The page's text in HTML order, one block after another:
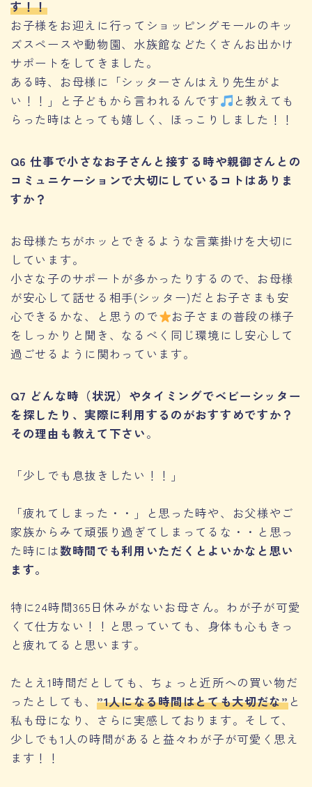
す！！
お子様をお迎えに行ってショッピングモールのキッ
ズスペースや動物園、水族館などたくさんお出かけ
サポートをしてきました。
ある時、お母様に「シッターさんはえり先生がよ
い！！」と子どもから言われるんです
と教えても
らった時はとっても嬉しく、ほっこりしました！！
Q6 仕事で小さなお子さんと接する時や親御さんとの
コミュニケーションで大切にしているコトはありま
すか？
お母様たちがホッとできるような言葉掛けを大切に
しています。
小さな子のサポートが多かったりするので、お母様
が安心して話せる相手(シッター)だとお子さまも安
心できるかな、と思うので
お子さまの普段の様子
をしっかりと聞き、なるべく同じ環境にし安心して
過ごせるように関わっています。
Q7 どんな時（状況）やタイミングでベビーシッター
を探したり、実際に利用するのがおすすめですか？
その理由も教えて下さい。
「少しでも息抜きしたい！！」
「疲れてしまった・・」と思った時や、お父様やご
家族からみて頑張り過ぎてしまってるな・・と思っ
た時には数時間でも利用いただくとよいかなと思い
ます。
特に24時間365日休みがないお母さん。わが子が可愛
くて仕方ない！！と思っていても、身体も心もきっ
と疲れてると思います。
たとえ1時間だとしても、ちょっと近所への買い物だ
ったとしても、 ”1人になる時間はとても大切だな”と
私も母になり、さらに実感しております。そして、
少しでも1人の時間があると益々わが子が可愛く思え
ます！！